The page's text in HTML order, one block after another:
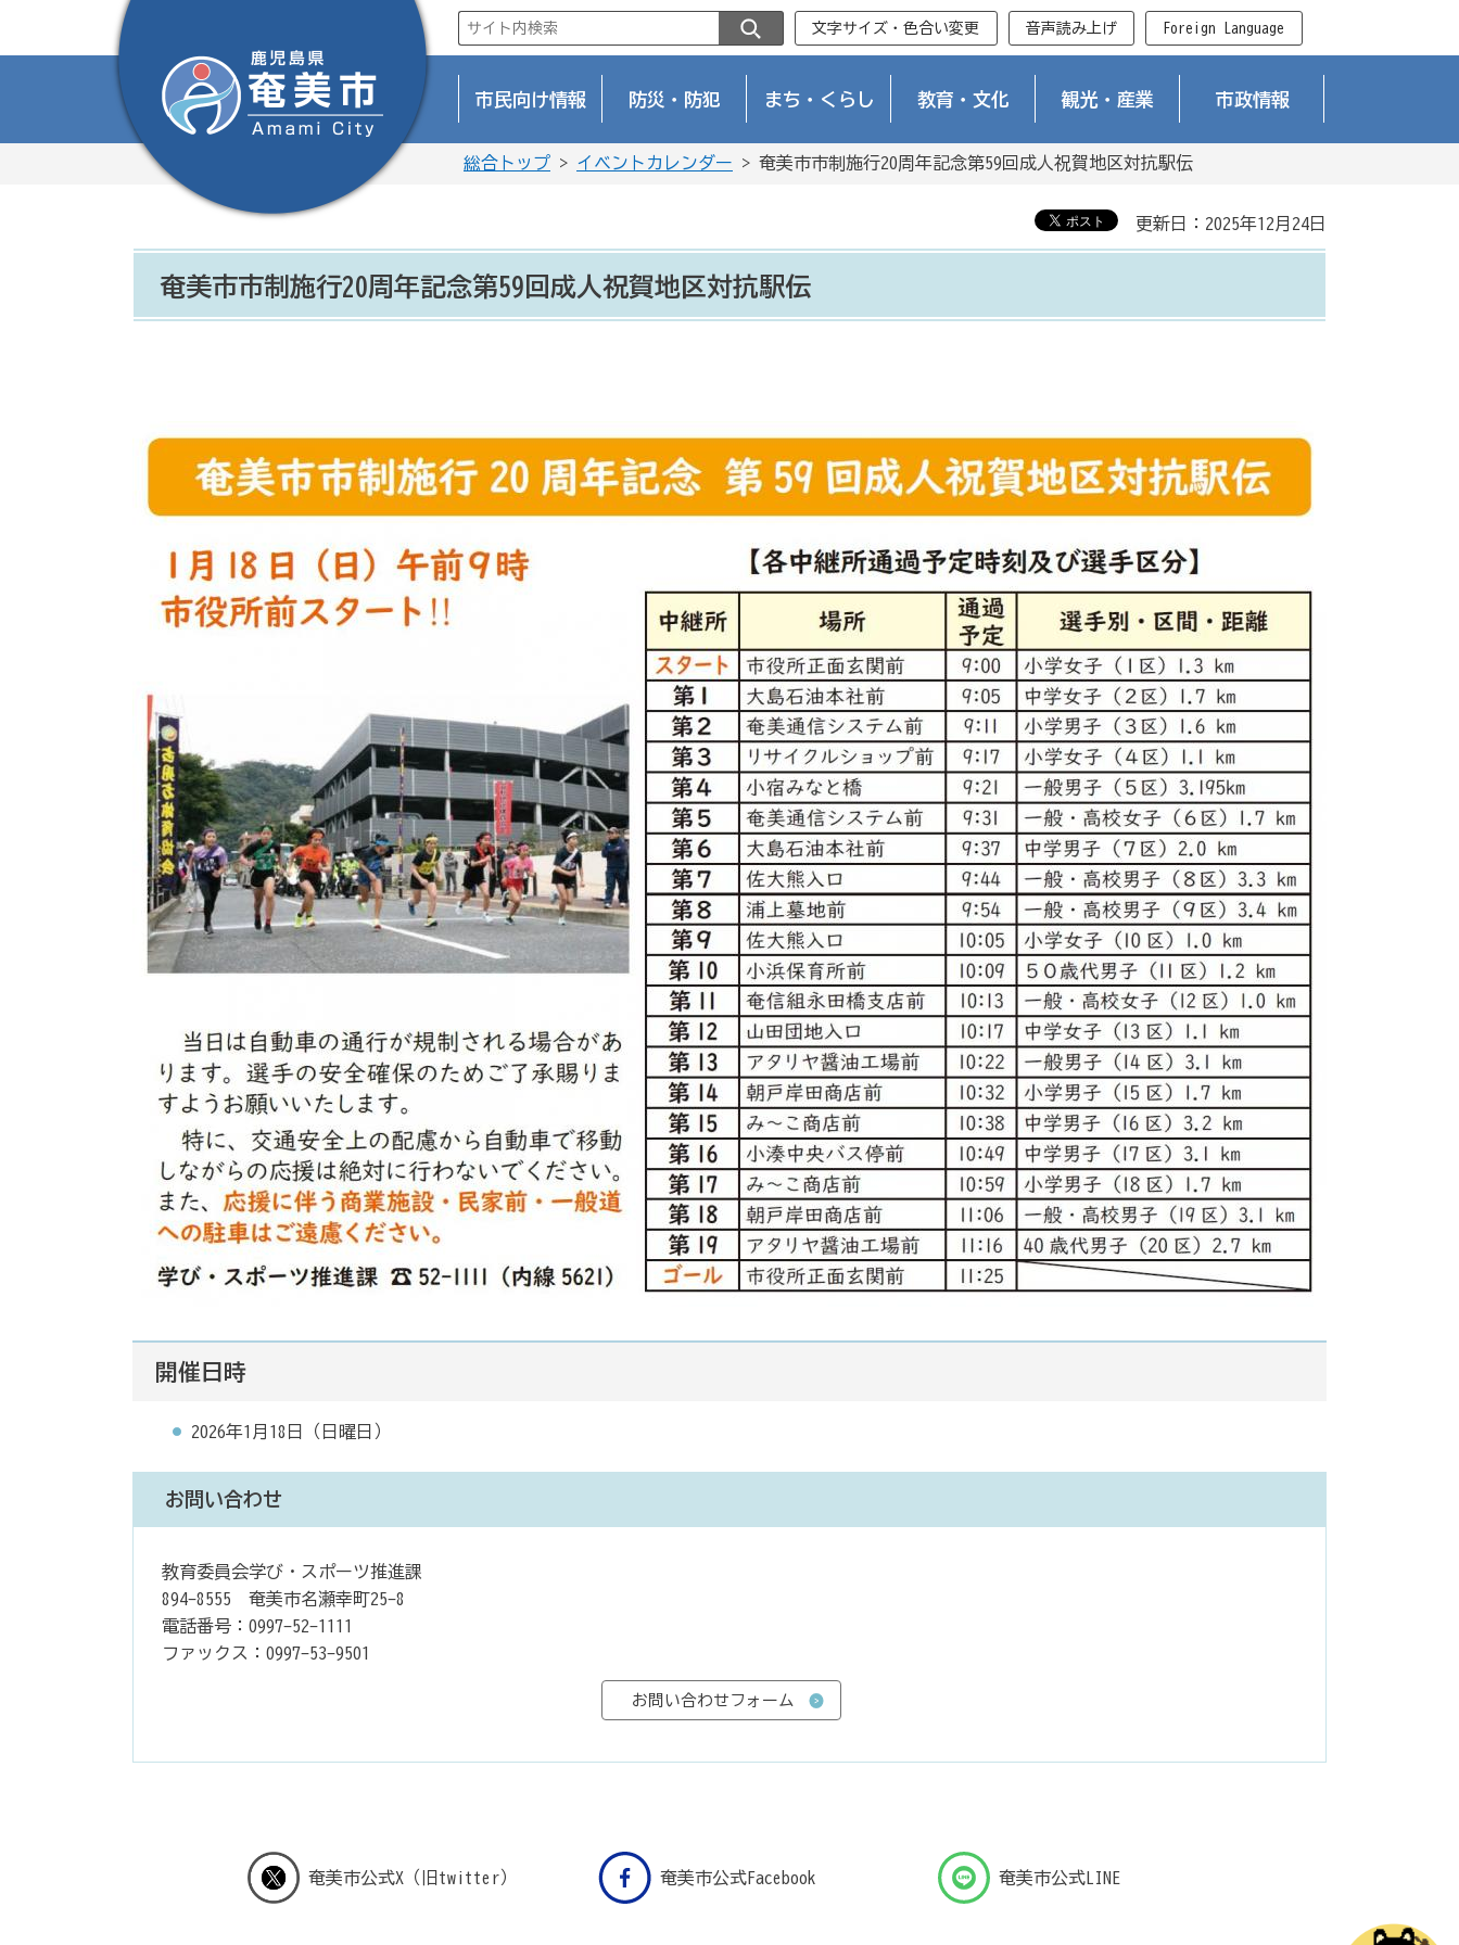
文字サイズ・色合い変更 音声読み上げ Foreign Language
市民向け情報 防災・防犯 まち・くらし 教育・文化 観光・産業 市政情報
総合トップ > イベントカレンダー > 奄美市市制施行20周年記念第59回成人祝賀地区対抗駅伝
更新日：2025年12月24日
奄美市市制施行20周年記念第59回成人祝賀地区対抗駅伝
開催日時
2026年1月18日（日曜日）
お問い合わせ
教育委員会学び・スポーツ推進課
894-8555 奄美市名瀬幸町25-8
電話番号：0997-52-1111
ファックス：0997-53-9501
奄美市公式X（旧twitter） 奄美市公式Facebook 奄美市公式LINE